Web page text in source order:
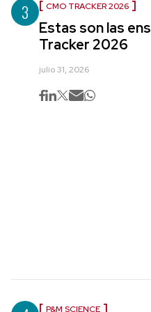
3 CMO TRACKER 2026
Estas son las
Tracker 2026
julio 31, 2026
P&M SCIENCE